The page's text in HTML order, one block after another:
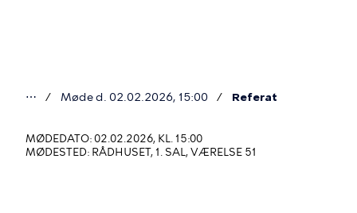
er
her
⋯ Møde d. 02.02.2026, 15:00 Referat
MØDEDATO: 02.02.2026, KL. 15:00
MØDESTED: RÅDHUSET, 1. SAL, VÆRELSE 51